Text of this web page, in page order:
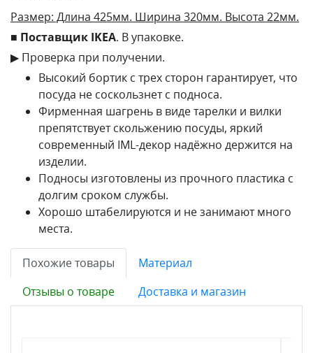
Размер: Длина 425мм. Ширина 320мм. Высота 22мм.
■ Поставщик IKEA. В упаковке.
▶ Проверка при получении.
Высокий бортик с трех сторон гарантирует, что
посуда не соскользнет с подноса.
Фирменная шагрень в виде тарелки и вилки
препятствует скольжению посуды, яркий
современный IML-декор надёжно держится на
изделии.
Подносы изготовлены из прочного пластика с
долгим сроком службы.
Хорошо штабелируются и не занимают много
места.
Похожие товары
Материал
Отзывы о товаре
Доставка и магазин